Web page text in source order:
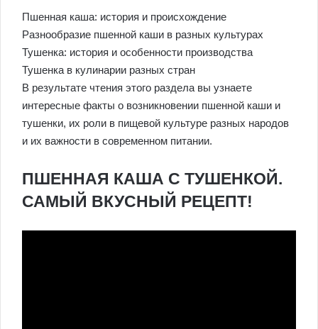
Пшенная каша: история и происхождение
Разнообразие пшенной каши в разных культурах
Тушенка: история и особенности производства
Тушенка в кулинарии разных стран
В результате чтения этого раздела вы узнаете
интересные факты о возникновении пшенной каши и
тушенки, их роли в пищевой культуре разных народов
и их важности в современном питании.
ПШЕННАЯ КАША С ТУШЕНКОЙ.
САМЫЙ ВКУСНЫЙ РЕЦЕПТ!